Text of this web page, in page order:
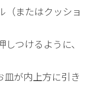
またはクッショ
つけるように、
が内上方に引き